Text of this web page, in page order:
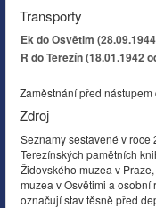
Transporty
Ek do Osvětim
R do Terezín (18.01.1942
Zaměstnání před
Zdroj
Seznamy sestavené v
Terezínských pamětních
Židovského muzea v
muzea v Osvětimi a
označují stav těsně před